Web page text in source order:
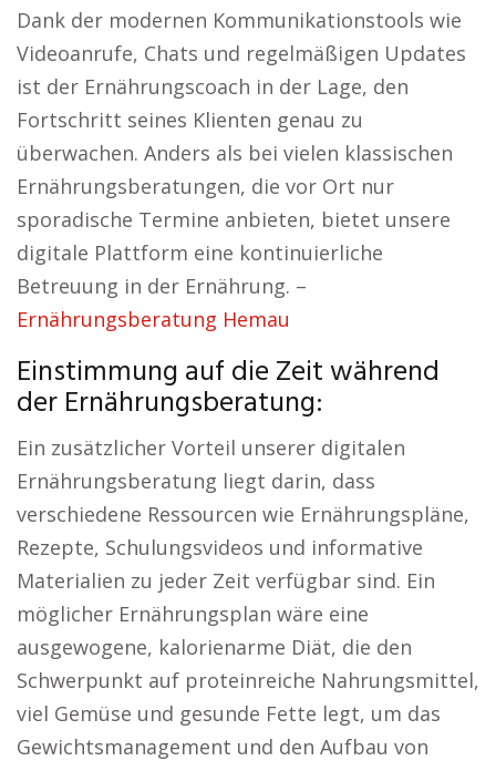
Dank der modernen Kommunikationstools wie
Videoanrufe, Chats und regelmäßigen Updates
ist der Ernährungscoach in der Lage, den
Fortschritt seines Klienten genau zu
überwachen. Anders als bei vielen klassischen
Ernährungsberatungen, die vor Ort nur
sporadische Termine anbieten, bietet unsere
digitale Plattform eine kontinuierliche
Betreuung in der Ernährung. –
Ernährungsberatung Hemau
Einstimmung auf die Zeit während
der Ernährungsberatung:
Ein zusätzlicher Vorteil unserer digitalen
Ernährungsberatung liegt darin, dass
verschiedene Ressourcen wie Ernährungspläne,
Rezepte, Schulungsvideos und informative
Materialien zu jeder Zeit verfügbar sind. Ein
möglicher Ernährungsplan wäre eine
ausgewogene, kalorienarme Diät, die den
Schwerpunkt auf proteinreiche Nahrungsmittel,
viel Gemüse und gesunde Fette legt, um das
Gewichtsmanagement und den Aufbau von